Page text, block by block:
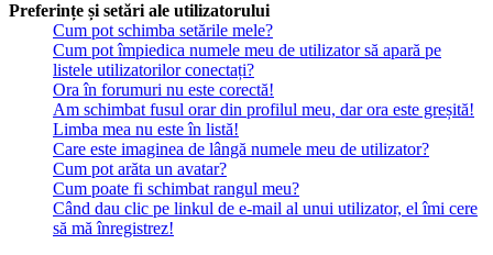
Preferințe și setări ale utilizatorului
Cum pot schimba setările mele?
Cum pot împiedica numele meu de utilizator să apară pe
listele utilizatorilor conectați?
Ora în forumuri nu este corectă!
Am schimbat fusul orar din profilul meu, dar ora este greșită!
Limba mea nu este în listă!
Care este imaginea de lângă numele meu de utilizator?
Cum pot arăta un avatar?
Cum poate fi schimbat rangul meu?
Când dau clic pe linkul de e-mail al unui utilizator, el îmi cere
să mă înregistrez!